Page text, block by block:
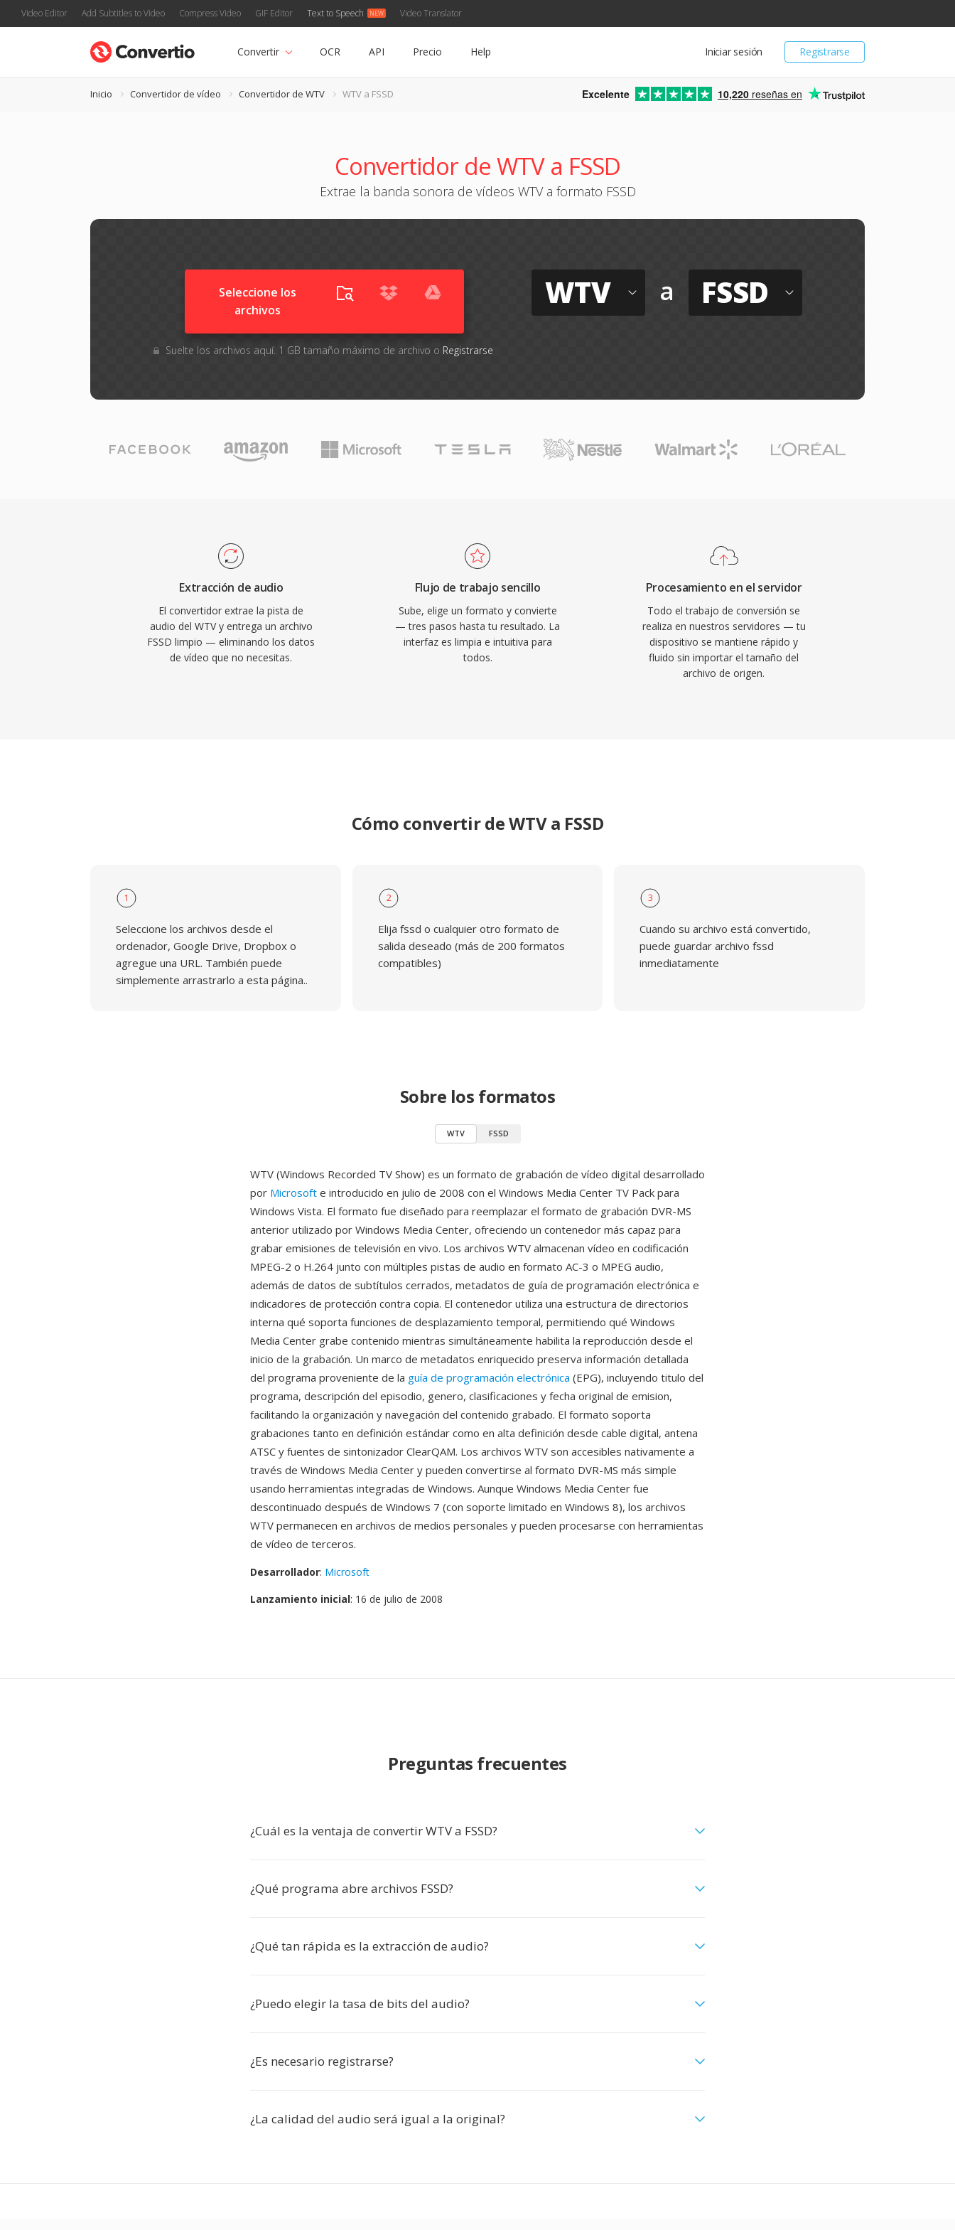
Video Editor Add Subtitles to Video Compress Video GIF Editor Text to Speech Video Translator
Registrarse
Iniciar sesión
Convertir OCR API Precio Help
Inicio Convertidor de vídeo Convertidor de WTV WTV a FSSD Excelente 10,220 reseñas en
Convertidor de WTV a FSSD
Extrae la banda sonora de vídeos WTV a formato FSSD
Seleccione los
archivos
Suelte los archivos aquí. 1 GB tamaño máximo de archivo o Registrarse
WTV a FSSD
Extracción de audio
El convertidor extrae la pista de
audio del WTV y entrega un archivo
FSSD limpio — eliminando los datos
de vídeo que no necesitas.
Flujo de trabajo sencillo
Sube, elige un formato y convierte
— tres pasos hasta tu resultado. La
interfaz es limpia e intuitiva para
todos.
Procesamiento en el servidor
Todo el trabajo de conversión se
realiza en nuestros servidores — tu
dispositivo se mantiene rápido y
fluido sin importar el tamaño del
archivo de origen.
Cómo convertir de WTV a FSSD
1
Seleccione los archivos desde el
ordenador, Google Drive, Dropbox o
agregue una URL. También puede
simplemente arrastrarlo a esta página..
2
Elija fssd o cualquier otro formato de
salida deseado (más de 200 formatos
compatibles)
3
Cuando su archivo está convertido,
puede guardar archivo fssd
inmediatamente
Sobre los formatos
WTV FSSD
WTV (Windows Recorded TV Show) es un formato de grabación de vídeo digital desarrollado
por Microsoft e introducido en julio de 2008 con el Windows Media Center TV Pack para
Windows Vista. El formato fue diseñado para reemplazar el formato de grabación DVR-MS
anterior utilizado por Windows Media Center, ofreciendo un contenedor más capaz para
grabar emisiones de televisión en vivo. Los archivos WTV almacenan vídeo en codificación
MPEG-2 o H.264 junto con múltiples pistas de audio en formato AC-3 o MPEG audio,
además de datos de subtítulos cerrados, metadatos de guía de programación electrónica e
indicadores de protección contra copia. El contenedor utiliza una estructura de directorios
interna qué soporta funciones de desplazamiento temporal, permitiendo qué Windows
Media Center grabe contenido mientras simultáneamente habilita la reproducción desde el
inicio de la grabación. Un marco de metadatos enriquecido preserva información detallada
del programa proveniente de la guía de programación electrónica (EPG), incluyendo titulo del
programa, descripción del episodio, genero, clasificaciones y fecha original de emision,
facilitando la organización y navegación del contenido grabado. El formato soporta
grabaciones tanto en definición estándar como en alta definición desde cable digital, antena
ATSC y fuentes de sintonizador ClearQAM. Los archivos WTV son accesibles nativamente a
través de Windows Media Center y pueden convertirse al formato DVR-MS más simple
usando herramientas integradas de Windows. Aunque Windows Media Center fue
descontinuado después de Windows 7 (con soporte limitado en Windows 8), los archivos
WTV permanecen en archivos de medios personales y pueden procesarse con herramientas
de vídeo de terceros.
Desarrollador: Microsoft
Lanzamiento inicial: 16 de julio de 2008
Preguntas frecuentes
¿Cuál es la ventaja de convertir WTV a FSSD?
¿Qué programa abre archivos FSSD?
¿Qué tan rápida es la extracción de audio?
¿Puedo elegir la tasa de bits del audio?
¿Es necesario registrarse?
¿La calidad del audio será igual a la original?